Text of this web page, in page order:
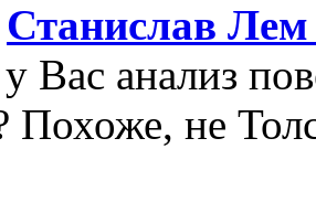
Станислав
Вас анализ
Похоже, не